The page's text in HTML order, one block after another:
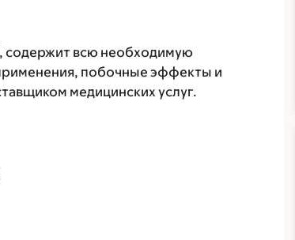
, содержит всю необходимую
побочные эффекты и
медицинских услуг.